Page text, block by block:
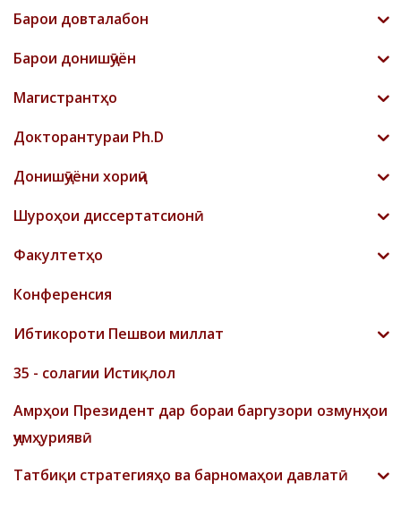
Барои довталабон
Барои донишҷӯён
Магистрантҳо
Докторантураи Ph.D
Донишҷӯёни хориҷӣ
Шyроҳои диссертатсионӣ
Факултетҳо
Конференсия
Ибтикороти Пешвои миллат
35 - солагии Истиқлол
Амрҳои Президент дар бораи баргузори озмунҳои
ҷумҳуриявӣ
Татбиқи стратегияҳо ва барномаҳои давлатӣ